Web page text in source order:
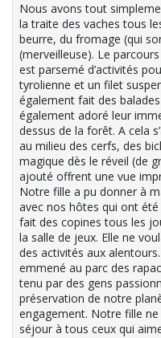
Nous avons tout
la traite des vaches tous
beurre, du fromage (qui
(merveilleuse). Le
est parsemé d’activités
tyrolienne et un filet
également fait des
également adoré leur
dessus de la forêt. A cela
au milieu des cerfs, des
magique dès le réveil (de
ajouté offrent une vue
Notre fille a pu donner à
avec nos hôtes qui ont été
fait des copines tous les
la salle de jeux. Elle ne
des activités aux
emmené au parc des
tenu par des gens
préservation de notre
engagement. Notre fille
séjour à tous ceux qui